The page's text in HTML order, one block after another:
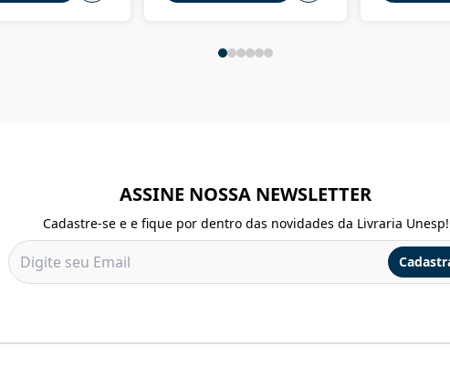
ASSINE NOSSA NEWSLETTER
Cadastre-se e e fique por dentro das novidades da Livraria Unesp!